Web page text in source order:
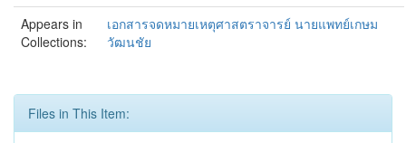
Appears in
Collections:
เอกสารจดหมายเหตุศาสตราจารย์ นายแพทย์เกษม
วัฒนชัย
Files in This Item: